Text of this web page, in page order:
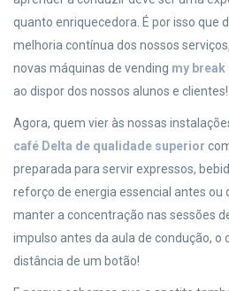
quanto enriquecedora. É por isso que
melhoria contínua dos nossos
novas máquinas de vending my break
ao dispor dos nossos alunos e clientes!
Agora, quem vier às nossas
café Delta de qualidade superior
preparada para servir expressos,
reforço de energia essencial antes ou
manter a concentração nas sessões
impulso antes da aula de condução, o
distância de um botão!